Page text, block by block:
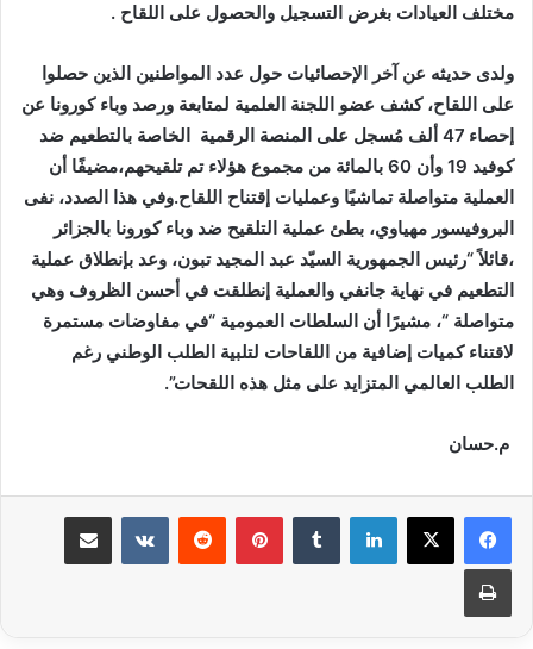
مختلف العيادات بغرض التسجيل والحصول على اللقاح .
ولدى حديثه عن آخر الإحصائيات حول عدد المواطنين الذين حصلوا
على اللقاح، كشف عضو اللجنة العلمية لمتابعة ورصد وباء كورونا عن
إحصاء 47 ألف مُسجل على المنصة الرقمية الخاصة بالتطعيم ضد
كوفيد 19 وأن 60 بالمائة من مجموع هؤلاء تم تلقيحهم،مضيفًا أن
العملية متواصلة تماشيًا وعمليات إقتناح اللقاح.وفي هذا الصدد، نفى
البروفيسور مهياوي، بطئ عملية التلقيح ضد وباء كورونا بالجزائر
،قائلاً “رئيس الجمهورية السيّد عبد المجيد تبون، وعد بإنطلاق عملية
التطعيم في نهاية جانفي والعملية إنطلقت في أحسن الظروف وهي
متواصلة “، مشيرًا أن السلطات العمومية “في مفاوضات مستمرة
لاقتناء كميات إضافية من اللقاحات لتلبية الطلب الوطني رغم
الطلب العالمي المتزايد على مثل هذه اللقحات”.
م.حسان
لينكدإن بينتيريست
طباعة